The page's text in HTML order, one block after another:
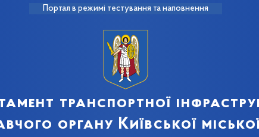
Портал в режимі тестування та наповнення
транспортної
органу Київської